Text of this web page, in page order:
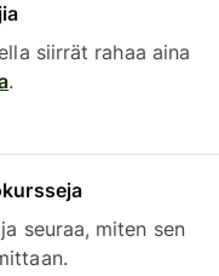
siirrät rahaa aina
.
seuraa, miten sen